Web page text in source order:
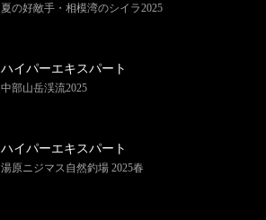
夏の好敵手・相模湾のシイラ2025
ハイパーエキスパート
中部山岳渓流2025
ハイパーエキスパート
湯原ニジマス自然釣場 2025春